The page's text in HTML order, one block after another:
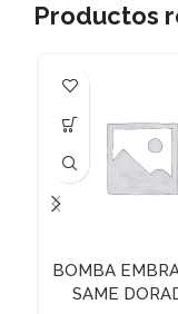
Productos
BOMBA
SAME